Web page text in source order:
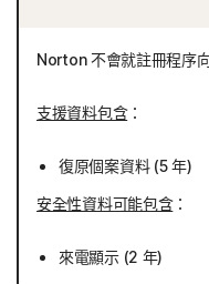
Norton 不會就註冊程序
支援資料包含：
復原個案資料 (5 年)
安全性資料可能包含：
來電顯示 (2 年)